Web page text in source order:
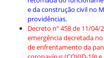
e da construção civil no
providências.
Decreto nº 458 de 11/
emergência decretada
de enfrentamento da